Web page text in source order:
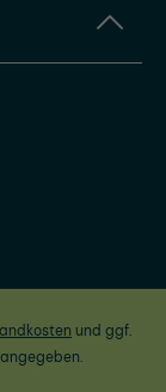
und ggf.